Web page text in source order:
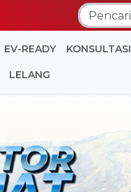
EV-READY KONSULTASI
LELANG